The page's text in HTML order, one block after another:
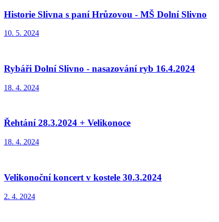
Historie Slivna s paní Hrůzovou - MŠ Dolní Slivno
10. 5. 2024
Rybáři Dolní Slivno - nasazování ryb 16.4.2024
18. 4. 2024
Řehtání 28.3.2024 + Velikonoce
18. 4. 2024
Velikonoční koncert v kostele 30.3.2024
2. 4. 2024